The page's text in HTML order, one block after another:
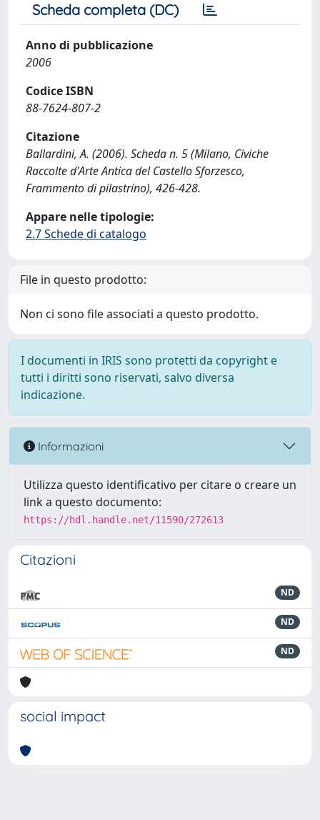
Scheda completa (DC)
Anno di pubblicazione
2006
Codice ISBN
88-7624-807-2
Citazione
Ballardini, A. (2006). Scheda n. 5 (Milano, Civiche
Raccolte d'Arte Antica del Castello Sforzesco,
Frammento di pilastrino), 426-428.
Appare nelle tipologie:
2.7 Schede di catalogo
File in questo prodotto:
Non ci sono file associati a questo prodotto.
I documenti in IRIS sono protetti da copyright e
tutti i diritti sono riservati, salvo diversa
indicazione.
Informazioni
Utilizza questo identificativo per citare o creare un
link a questo documento:
https://hdl.handle.net/11590/272613
Citazioni
ND
ND
ND
social impact